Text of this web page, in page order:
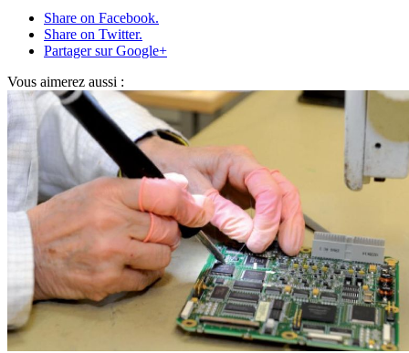
Share on Facebook.
Share on Twitter.
Partager sur Google+
Vous aimerez aussi :